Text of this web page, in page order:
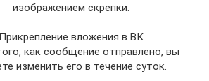
изображением скрепки.
Прикрепление вложения в ВК
как сообщение отправлено, вы
изменить его в течение суток.